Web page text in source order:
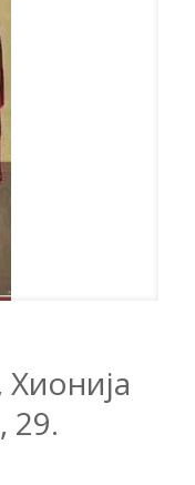
Хионија
29.